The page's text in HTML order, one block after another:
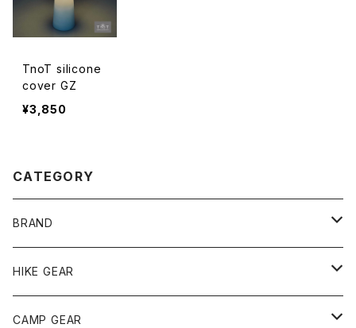
TnoT silicone
cover GZ
¥3,850
CATEGORY
BRAND
andwander
ANOBA
HIKE GEAR
テント、シェルター
CAMP GEAR